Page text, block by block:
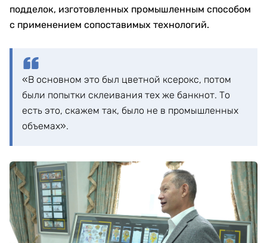
подделок, изготовленных промышленным способом
с применением сопоставимых технологий.
«В основном это был цветной ксерокс, потом
были попытки склеивания тех же банкнот. То
есть это, скажем так, было не в промышленных
объемах».